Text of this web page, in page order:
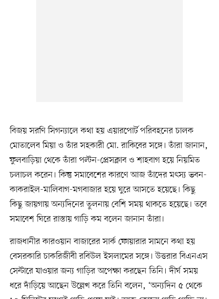
বিজয় সরণি সিগন্যালে কথা হয় এয়ারপোর্ট পরিবহনের চালক
মোতালেব মিয়া ও তাঁর সহকারী মো. রাকিবের সঙ্গে। তাঁরা জানান,
ফুলবাড়িয়া থেকে তাঁরা পল্টন-প্রেসক্লাব ও শাহবাগ হয়ে নিয়মিত
চলাচল করেন। কিন্তু সমাবেশের কারণে আজ তাঁদের মৎস্য ভবন-
কাকরাইল-মালিবাগ-মগবাজার হয়ে ঘুরে আসতে হয়েছে। কিছু
কিছু জায়গায় অন্যদিনের তুলনায় বেশি সময় থাকতে হয়েছে। তবে
সমাবেশ ঘিরে রাস্তায় গাড়ি কম বলেন জানান তাঁরা।
রাজধানীর কারওয়ান বাজারের সার্ক ফোয়ারার সামনে কথা হয়
বেসরকারি চাকরিজীবী রবিউল ইসলামের সঙ্গে। উত্তরার বিএনএস
সেন্টারে যাওয়ার জন্য গাড়ির অপেক্ষা করছেন তিনি। দীর্ঘ সময়
ধরে দাঁড়িয়ে আছেন উল্লেখ করে তিনি বলেন, ‘অন্যদিন ৫ থেকে